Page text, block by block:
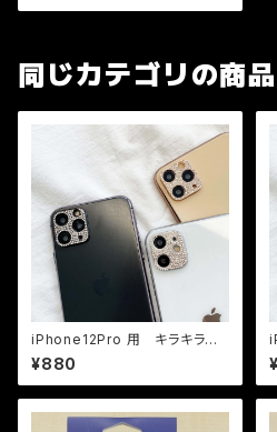
同じカテゴリの商品
iPhone12Pro 用 キラキラ☆
カメラプロテクター
¥880